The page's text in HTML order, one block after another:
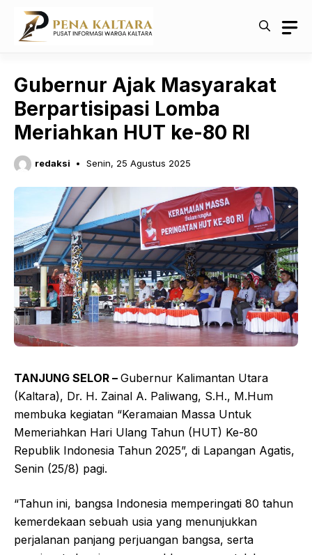
Langsung
Gubernur Ajak Masyarakat
Berpartisipasi Lomba
Meriahkan HUT ke-80 RI
redaksi Senin, 25 Agustus 2025
TANJUNG SELOR – Gubernur Kalimantan Utara
(Kaltara), Dr. H. Zainal A. Paliwang, S.H., M.Hum
membuka kegiatan “Keramaian Massa Untuk
Memeriahkan Hari Ulang Tahun (HUT) Ke-80
Republik Indonesia Tahun 2025”, di Lapangan Agatis,
Senin (25/8) pagi.
“Tahun ini, bangsa Indonesia memperingati 80 tahun
kemerdekaan sebuah usia yang menunjukkan
perjalanan panjang perjuangan bangsa, serta